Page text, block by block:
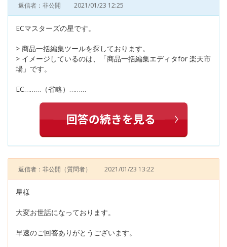
返信者：非公開 2021/01/23 12:25
ECマスターズの星です。
> 商品一括編集ツールを探しております。
> イメージしているのは、「商品一括編集エディタfor 楽天市
場」です。
EC………（省略）………
返信者：非公開 （質問者） 2021/01/23 13:22
星様
大変お世話になっております。
早速のご回答ありがとうございます。